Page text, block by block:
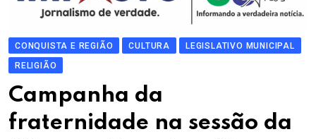
CONQUISTA E REGIÃO CULTURA
LEGISLATIVO MUNICIPAL
RELIGIÃO
Campanha da
fraternidade na sessão da